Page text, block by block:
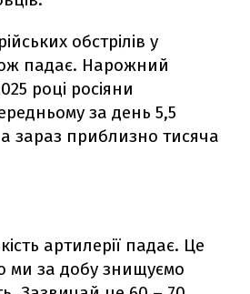
обстрілів у
падає. Нарожний
році росіяни
за день 5,5
а зараз приблизно тисяча
артилерії падає. Це
ми за добу знищуємо